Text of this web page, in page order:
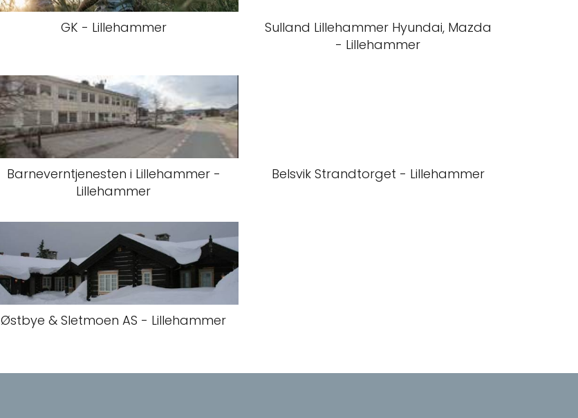
GK - Lillehammer
Sulland Lillehammer Hyundai, Mazda
- Lillehammer
Barneverntjenesten i Lillehammer -
Lillehammer
Belsvik Strandtorget - Lillehammer
Østbye & Sletmoen AS - Lillehammer